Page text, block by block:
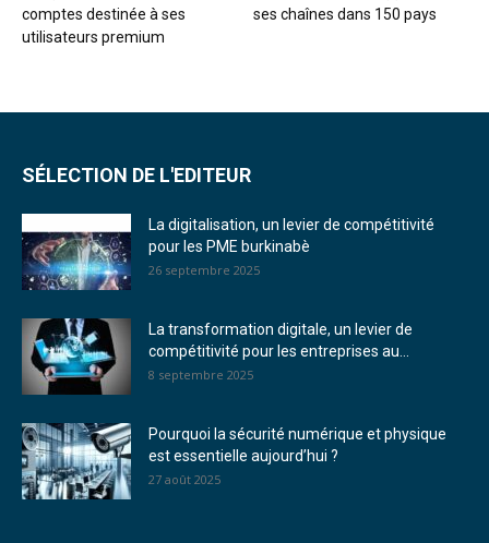
comptes destinée à ses
utilisateurs premium
ses chaînes dans 150 pays
SÉLECTION DE L'EDITEUR
La digitalisation, un levier de compétitivité
pour les PME burkinabè
26 septembre 2025
La transformation digitale, un levier de
compétitivité pour les entreprises au...
8 septembre 2025
Pourquoi la sécurité numérique et physique
est essentielle aujourd’hui ?
27 août 2025